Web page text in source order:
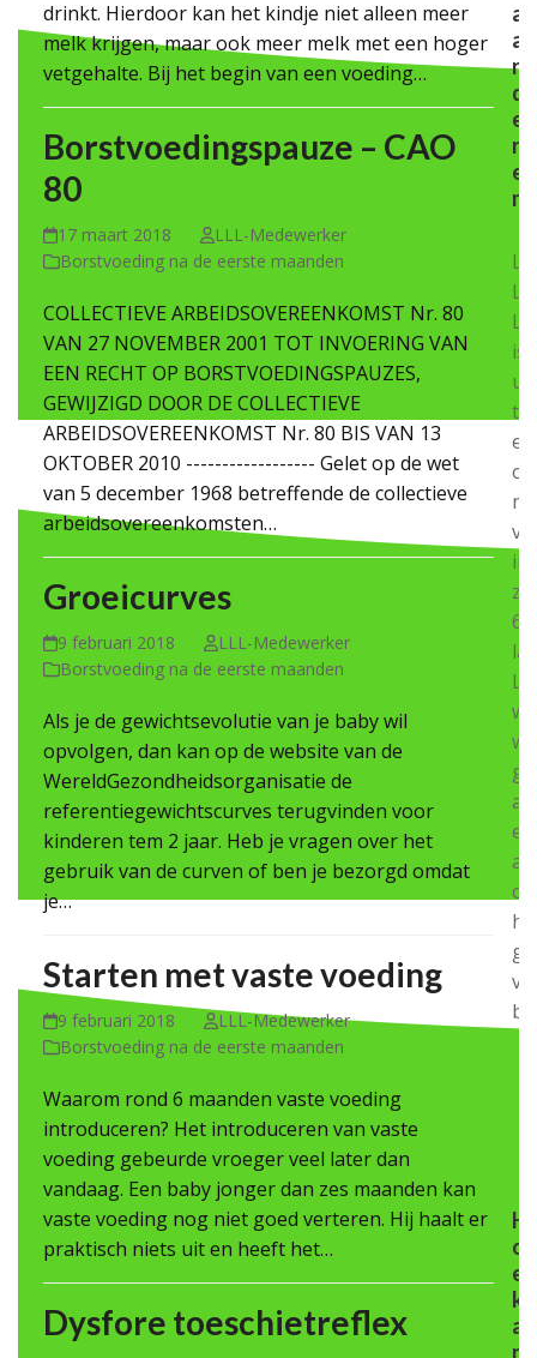
drinkt. Hierdoor kan het kindje niet alleen meer
melk krijgen, maar ook meer melk met een hoger
vetgehalte. Bij het begin van een voeding…
Borstvoedingspauze – CAO
80
17 maart 2018
LLL-Medewerker
Borstvoeding na de eerste maanden
COLLECTIEVE ARBEIDSOVEREENKOMST Nr. 80
VAN 27 NOVEMBER 2001 TOT INVOERING VAN
EEN RECHT OP BORSTVOEDINGSPAUZES,
GEWIJZIGD DOOR DE COLLECTIEVE
ARBEIDSOVEREENKOMST Nr. 80 BIS VAN 13
OKTOBER 2010 ------------------ Gelet op de wet
van 5 december 1968 betreffende de collectieve
arbeidsovereenkomsten…
Groeicurves
9 februari 2018
LLL-Medewerker
Borstvoeding na de eerste maanden
Als je de gewichtsevolutie van je baby wil
opvolgen, dan kan op de website van de
WereldGezondheidsorganisatie de
referentiegewichtscurves terugvinden voor
kinderen tem 2 jaar. Heb je vragen over het
gebruik van de curven of ben je bezorgd omdat
je…
Starten met vaste voeding
9 februari 2018
LLL-Medewerker
Borstvoeding na de eerste maanden
Waarom rond 6 maanden vaste voeding
introduceren? Het introduceren van vaste
voeding gebeurde vroeger veel later dan
vandaag. Een baby jonger dan zes maanden kan
vaste voeding nog niet goed verteren. Hij haalt er
praktisch niets uit en heeft het…
Dysfore toeschietreflex
a
a
n
d
e
r
e
n
La
is
in
65
als
op
H
o
e
k
a
n